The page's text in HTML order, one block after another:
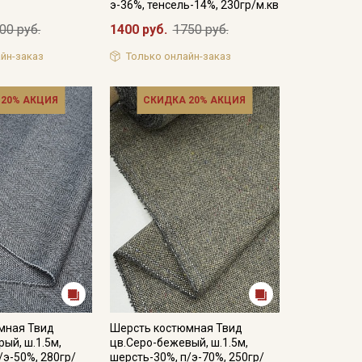
руб.
заказ
э-36%, тенсель-14%, 230гр/м.кв
1400 руб. 1750 руб.
Только онлайн-заказ
АКЦИЯ
Твид
ш.1.5м,
50%, 280гр/
СКИДКА 20% АКЦИЯ
Шерсть костюмная Твид
цв.Серо-бежевый, ш.1.5м,
шерсть-30%, п/э-70%, 250гр/